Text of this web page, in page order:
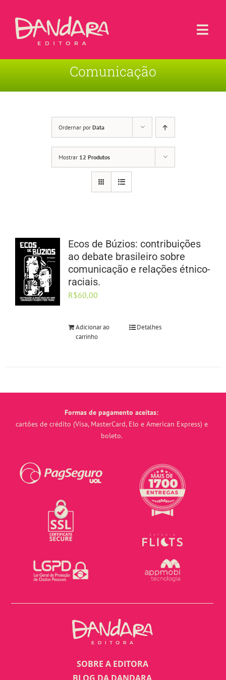
Sobre a Editora
Comunicação
Ordernar por Data
Mostrar 12 Produtos
Ecos de Búzios: contribuições
ao debate brasileiro sobre
comunicação e relações étnico-
raciais.
R$60,00
Adicionar ao
carrinho
Detalhes
Formas de pagamento aceitas:
cartões de crédito (Visa, MasterCard, Elo e American Express) e
boleto.
SOBRE A EDITORA
BLOG DA DANDARA